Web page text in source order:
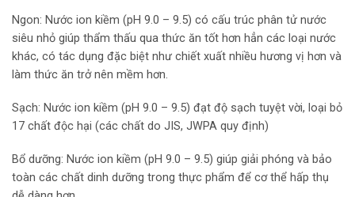
Ngon: Nước ion kiềm (pH 9.0 – 9.5) có cấu trúc phân tử nước
siêu nhỏ giúp thẩm thấu qua thức ăn tốt hơn hẳn các loại nước
khác, có tác dụng đặc biệt như chiết xuất nhiều hương vị hơn và
làm thức ăn trở nên mềm hơn.
Sạch: Nước ion kiềm (pH 9.0 – 9.5) đạt độ sạch tuyệt vời, loại bỏ
17 chất độc hại (các chất do JIS, JWPA quy định)
Bổ dưỡng: Nước ion kiềm (pH 9.0 – 9.5) giúp giải phóng và bảo
toàn các chất dinh dưỡng trong thực phẩm để cơ thể hấp thụ